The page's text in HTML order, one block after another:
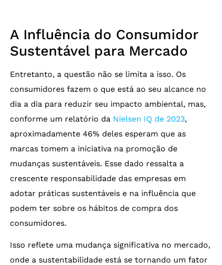
A Influência do Consumidor
Sustentável para Mercado
Entretanto, a questão não se limita a isso. Os
consumidores fazem o que está ao seu alcance no
dia a dia para reduzir seu impacto ambiental, mas,
conforme um relatório da Nielsen IQ de 2023,
aproximadamente 46% deles esperam que as
marcas tomem a iniciativa na promoção de
mudanças sustentáveis. Esse dado ressalta a
crescente responsabilidade das empresas em
adotar práticas sustentáveis e na influência que
podem ter sobre os hábitos de compra dos
consumidores.
Isso reflete uma mudança significativa no mercado,
onde a sustentabilidade está se tornando um fator